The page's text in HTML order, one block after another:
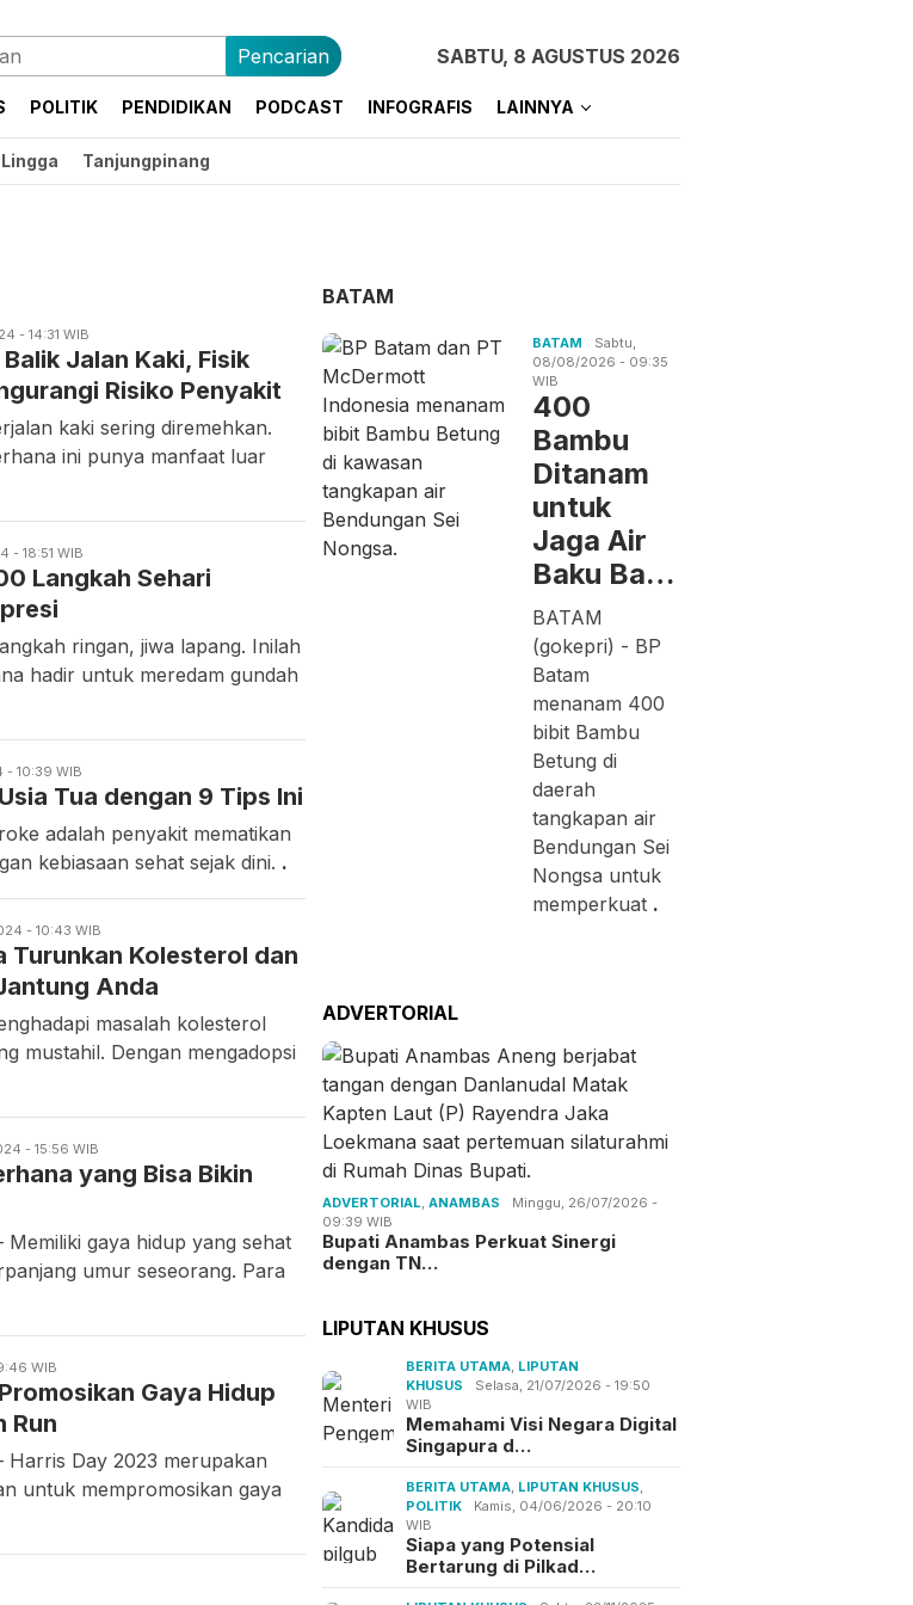
Pencarian SABTU, 8 AGUSTUS 2026
POLITIK PENDIDIKAN PODCAST INFOGRAFIS LAINNYA
Lingga Tanjungpinang
- 14:31 WIB
Jalan Kaki, Fisik
Risiko Penyakit
kaki sering diremehkan.
ini punya manfaat luar
- 18:51 WIB
Langkah Sehari
ringan, jiwa lapang. Inilah
hadir untuk meredam gundah
- 10:39 WIB
Tua dengan 9 Tips Ini
adalah penyakit mematikan
kebiasaan sehat sejak dini. .
- 10:43 WIB
Turunkan Kolesterol dan
Anda
masalah kolesterol
mustahil. Dengan mengadopsi
- 15:56 WIB
yang Bisa Bikin
Memiliki gaya hidup yang sehat
umur seseorang. Para
WIB
Gaya Hidup
Run
Harris Day 2023 merupakan
untuk mempromosikan gaya
BATAM
BATAM
Sabtu,
08/08/2026 - 09:35
WIB
400
Bambu
Ditanam
untuk
Jaga Air
Baku Ba…
BATAM
(gokepri) - BP
Batam
menanam 400
bibit Bambu
Betung di
daerah
tangkapan air
Bendungan Sei
Nongsa untuk
memperkuat .
ADVERTORIAL
ADVERTORIAL,ANAMBAS
Minggu, 26/07/2026 -
09:39 WIB
Bupati Anambas Perkuat Sinergi
dengan TN…
LIPUTAN KHUSUS
BERITA UTAMA, LIPUTAN
KHUSUS
Selasa, 21/07/2026 - 19:50
WIB
Memahami Visi Negara Digital
Singapura d…
BERITA UTAMA, LIPUTAN KHUSUS,
POLITIK
Kamis, 04/06/2026 - 20:10
WIB
Siapa yang Potensial
Bertarung di Pilkad…